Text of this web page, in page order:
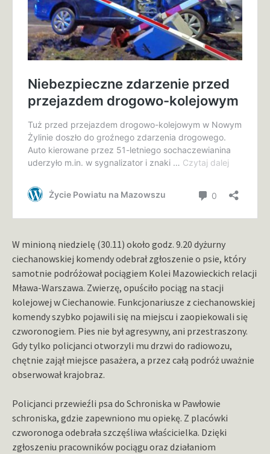
W minioną niedzielę (30.11) około godz. 9.20 dyżurny
ciechanowskiej komendy odebrał zgłoszenie o psie, który
samotnie podróżował pociągiem Kolei Mazowieckich relacji
Mława-Warszawa. Zwierzę, opuściło pociąg na stacji
kolejowej w Ciechanowie. Funkcjonariusze z ciechanowskiej
komendy szybko pojawili się na miejscu i zaopiekowali się
czworonogiem. Pies nie był agresywny, ani przestraszony.
Gdy tylko policjanci otworzyli mu drzwi do radiowozu,
chętnie zajął miejsce pasażera, a przez całą podróż uważnie
obserwował krajobraz.
Policjanci przewieźli psa do Schroniska w Pawłowie
schroniska, gdzie zapewniono mu opiekę. Z placówki
czworonoga odebrała szczęśliwa właścicielka. Dzięki
zgłoszeniu pracowników pociągu oraz działaniom